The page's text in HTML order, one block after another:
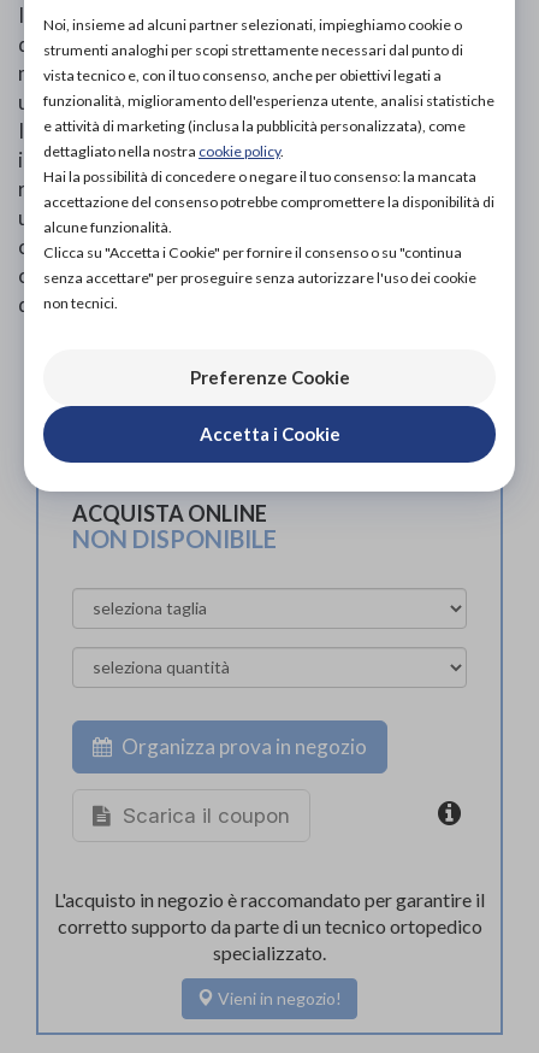
Indicate per evitare lo scivolamento in avanti del bacino
dei pazienti seduti su carrozzina o sedia comoda,
mantiene le gambe divaricate. Sagomata per garantire
una divaricazione ed un contenimento più confortevole.
Il comfort della cintura è inoltre garantito dal tessuto
imbottito col quale è stata realizzata. Dotata di nastri
regolabili in lunghezza e chiusure a clip che consentono
un rapido e corretto posizionamento per qualsiasi
corporatura su tutti i modelli di carrozzine, sedie
comode o seggioloni, nonché un rapido sgancio in caso
di emergenza.
PROVA E ACQUISTA IN NEGOZIO
PROVA E NOLEGGIA IN NEGOZIO
NON DISPONIBILE
ACQUISTA ONLINE
NON DISPONIBILE
Organizza prova in negozio
Scarica il coupon
L'acquisto in negozio è raccomandato per garantire il
corretto supporto da parte di un tecnico ortopedico
specializzato.
Vieni in negozio!
Noi, insieme ad alcuni partner selezionati, impieghiamo cookie o
strumenti analoghi per scopi strettamente necessari dal punto di
vista tecnico e, con il tuo consenso, anche per obiettivi legati a
funzionalità, miglioramento dell'esperienza utente, analisi statistiche
e attività di marketing (inclusa la pubblicità personalizzata), come
dettagliato nella nostra cookie policy.
Hai la possibilità di concedere o negare il tuo consenso: la mancata
accettazione del consenso potrebbe compromettere la disponibilità di
alcune funzionalità.
Clicca su "Accetta i Cookie" per fornire il consenso o su "continua
senza accettare" per proseguire senza autorizzare l'uso dei cookie
non tecnici.
Preferenze Cookie
Accetta i Cookie